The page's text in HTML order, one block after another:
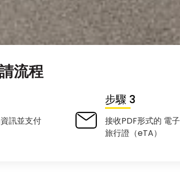
流程
訊並支付
步驟 3
接收PDF形式的 電子
旅行證（eTA）